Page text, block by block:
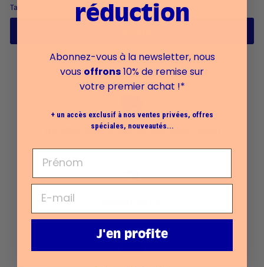
Taxes incluses. Frais d'expédition calculés lors du passage à la caisse.
Livraison offerte dès 39€ (59€ hors france)
réduction
Abonnez-vous à la newsletter, nous
vous offrons10% de remise sur
votre premier achat !*
+ un accès exclusif à nos ventes privées, offres
spéciales, nouveautés...
J'en profite